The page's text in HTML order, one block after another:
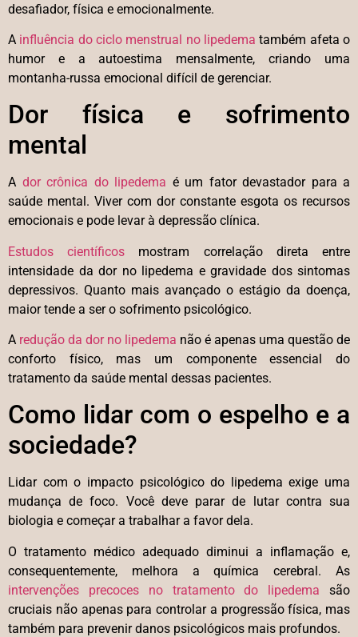
desafiador, física e emocionalmente.
A influência do ciclo menstrual no lipedema também afeta o
humor e a autoestima mensalmente, criando uma
montanha-russa emocional difícil de gerenciar.
Dor física e sofrimento
mental
A dor crônica do lipedema é um fator devastador para a
saúde mental. Viver com dor constante esgota os recursos
emocionais e pode levar à depressão clínica.
Estudos científicos mostram correlação direta entre
intensidade da dor no lipedema e gravidade dos sintomas
depressivos. Quanto mais avançado o estágio da doença,
maior tende a ser o sofrimento psicológico.
A redução da dor no lipedema não é apenas uma questão de
conforto físico, mas um componente essencial do
tratamento da saúde mental dessas pacientes.
Como lidar com o espelho e a
sociedade?
Lidar com o impacto psicológico do lipedema exige uma
mudança de foco. Você deve parar de lutar contra sua
biologia e começar a trabalhar a favor dela.
O tratamento médico adequado diminui a inflamação e,
consequentemente, melhora a química cerebral. As
intervenções precoces no tratamento do lipedema são
cruciais não apenas para controlar a progressão física, mas
também para prevenir danos psicológicos mais profundos.